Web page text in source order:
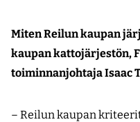
Miten Reilun kaupan
kaupan kattojärjestön,
toiminnan­johtaja Isaac
– Reilun kaupan